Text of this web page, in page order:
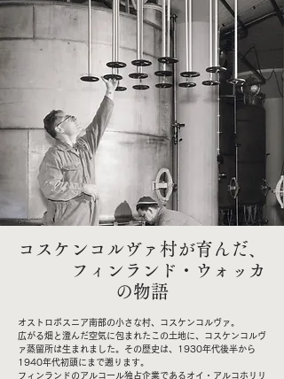
コスケンコルヴァ村が育んだ、
フィンランド・ウォッカ
の物語
オストロボスニア南部の小さな村、コスケンコルヴァ。
広がる畑と澄んだ空気に包まれたこの土地に、コスケンコルヴ
ァ蒸留所は生まれました。その歴史は、1930年代後半から
1940年代初頭にまで遡ります。
フィンランドのアルコール独占企業であるオイ・アルコホリリ